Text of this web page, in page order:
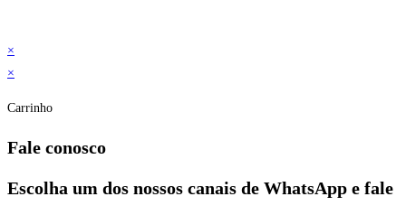
×
×
Carrinho
Fale conosco
Escolha um dos nossos canais de WhatsApp e fale